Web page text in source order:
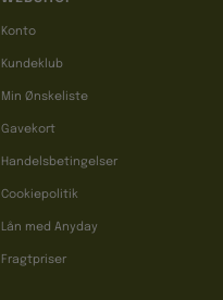
Konto
Kundeklub
Min Ønskeliste
Gavekort
Handelsbetingelser
Cookiepolitik
Lån med Anyday
Fragtpriser